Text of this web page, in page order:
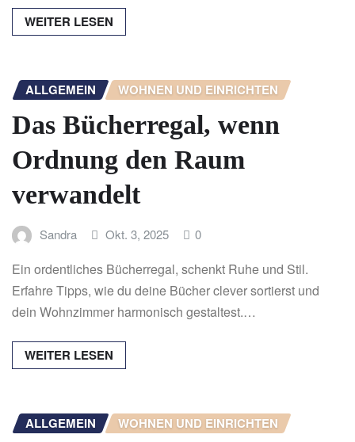
WEITER LESEN
ALLGEMEIN WOHNEN UND EINRICHTEN
Das Bücherregal, wenn
Ordnung den Raum
verwandelt
Sandra Okt. 3, 2025 0
Ein ordentliches Bücherregal, schenkt Ruhe und Stil.
Erfahre Tipps, wie du deine Bücher clever sortierst und
dein Wohnzimmer harmonisch gestaltest.…
WEITER LESEN
ALLGEMEIN WOHNEN UND EINRICHTEN